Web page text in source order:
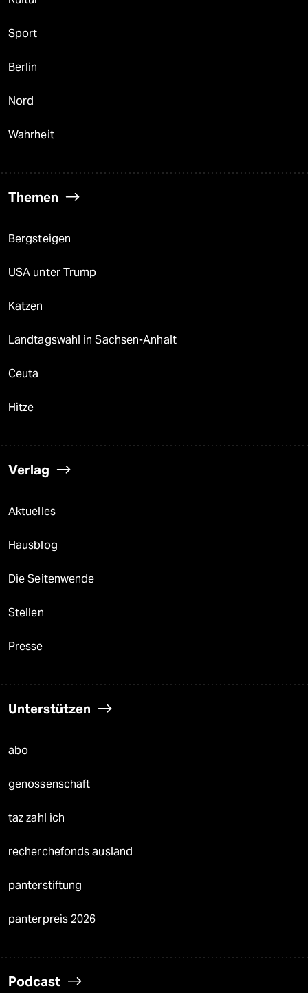
Sport
Berlin
Nord
Wahrheit
Themen
Bergsteigen
USA unter Trump
Katzen
Landtagswahl in Sachsen-Anhalt
Ceuta
Hitze
Verlag
Aktuelles
Hausblog
Die Seitenwende
Stellen
Presse
Unterstützen
abo
genossenschaft
taz zahl ich
recherchefonds ausland
panterstiftung
panterpreis 2026
Podcast